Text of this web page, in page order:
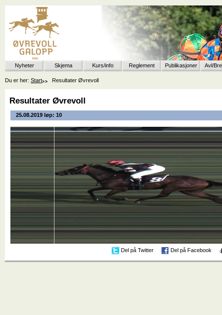
Nyheter Skjema Kurs/info Reglement Publikasjoner Avl/
Du er her: Start Resultater Øvrevoll
Resultater Øvrevoll
25.08.2019 løp: 10
Del på Twitter Del på Facebook